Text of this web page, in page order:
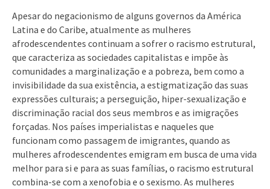
Apesar do negacionismo de alguns governos da América
Latina e do Caribe, atualmente as mulheres
afrodescendentes continuam a sofrer o racismo estrutural,
que caracteriza as sociedades capitalistas e impõe às
comunidades a marginalização e a pobreza, bem como a
invisibilidade da sua existência, a estigmatização das suas
expressões culturais; a perseguição, hiper-sexualização e
discriminação racial dos seus membros e as imigrações
forçadas. Nos países imperialistas e naqueles que
funcionam como passagem de imigrantes, quando as
mulheres afrodescendentes emigram em busca de uma vida
melhor para si e para as suas famílias, o racismo estrutural
combina-se com a xenofobia e o sexismo. As mulheres